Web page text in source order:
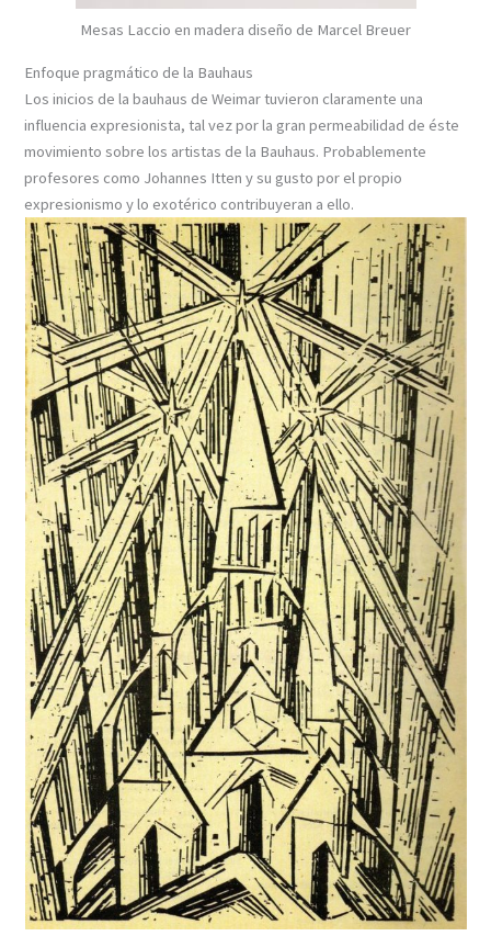
Mesas Laccio en madera diseño de Marcel Breuer
Enfoque pragmático de la Bauhaus
Los inicios de la bauhaus de Weimar tuvieron claramente una
influencia expresionista, tal vez por la gran permeabilidad de éste
movimiento sobre los artistas de la Bauhaus. Probablemente
profesores como Johannes Itten y su gusto por el propio
expresionismo y lo exotérico contribuyeran a ello.